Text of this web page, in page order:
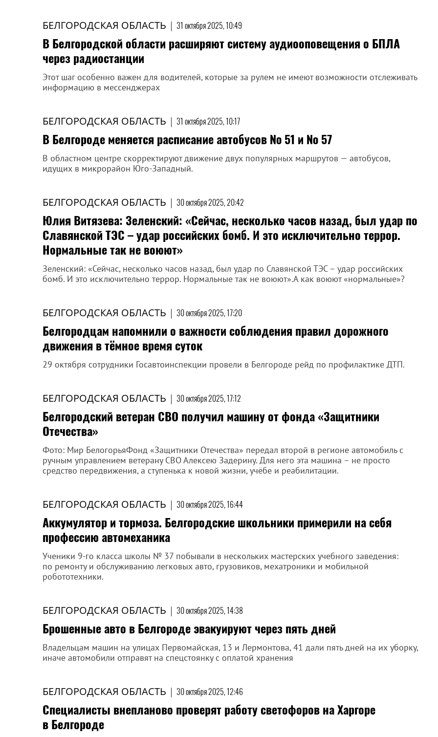
БЕЛГОРОДСКАЯ ОБЛАСТЬ | 31 октября 2025, 10:49
В Белгородской области расширяют систему аудиооповещения о БПЛА
через радиостанции
Этот шаг особенно важен для водителей, которые за рулем не имеют возможности отслеживать
информацию в мессенджерах
БЕЛГОРОДСКАЯ ОБЛАСТЬ | 31 октября 2025, 10:17
В Белгороде меняется расписание автобусов № 51 и № 57
В областном центре скорректируют движение двух популярных маршрутов — автобусов,
идущих в микрорайон Юго-Западный.
БЕЛГОРОДСКАЯ ОБЛАСТЬ | 30 октября 2025, 20:42
Юлия Витязева: Зеленский: «Сейчас, несколько часов назад, был удар по
Славянской ТЭС – удар российских бомб. И это исключительно террор.
Нормальные так не воюют»
Зеленский: «Сейчас, несколько часов назад, был удар по Славянской ТЭС – удар российских
бомб. И это исключительно террор. Нормальные так не воюют».А как воюют «нормальные»?
БЕЛГОРОДСКАЯ ОБЛАСТЬ | 30 октября 2025, 17:20
Белгородцам напомнили о важности соблюдения правил дорожного
движения в тёмное время суток
29 октября сотрудники Госавтоинспекции провели в Белгороде рейд по профилактике ДТП.
БЕЛГОРОДСКАЯ ОБЛАСТЬ | 30 октября 2025, 17:12
Белгородский ветеран СВО получил машину от фонда «Защитники
Отечества»
Фото: Мир БелогорьяФонд «Защитники Отечества» передал второй в регионе автомобиль с
ручным управлением ветерану СВО Алексею Задерину. Для него эта машина – не просто
средство передвижения, а ступенька к новой жизни, учёбе и реабилитации.
БЕЛГОРОДСКАЯ ОБЛАСТЬ | 30 октября 2025, 16:44
Аккумулятор и тормоза. Белгородские школьники примерили на себя
профессию автомеханика
Ученики 9-го класса школы № 37 побывали в нескольких мастерских учебного заведения:
по ремонту и обслуживанию легковых авто, грузовиков, мехатроники и мобильной
робототехники.
БЕЛГОРОДСКАЯ ОБЛАСТЬ | 30 октября 2025, 14:38
Брошенные авто в Белгороде эвакуируют через пять дней
Владельцам машин на улицах Первомайская, 13 и Лермонтова, 41 дали пять дней на их уборку,
иначе автомобили отправят на спецстоянку с оплатой хранения
БЕЛГОРОДСКАЯ ОБЛАСТЬ | 30 октября 2025, 12:46
Специалисты внепланово проверят работу светофоров на Харгоре
в Белгороде